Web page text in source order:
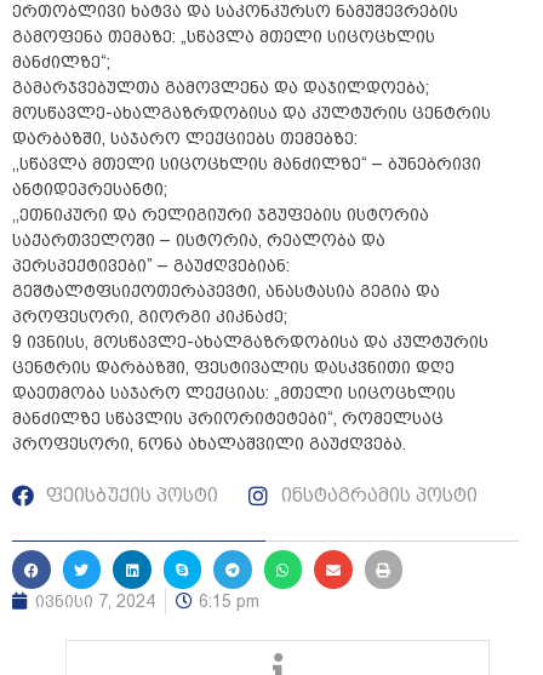
ერთობლივი ხატვა და საკონკურსო ნამუშევრების
გამოფენა თემაზე: „სწავლა მთელი სიცოცხლის
მანძილზე“;
გამარჯვებულთა გამოვლენა და დაჯილდოება;
მოსწავლე-ახალგაზრდობისა და კულტურის ცენტრის
დარბაზში, საჯარო ლექციებს თემებზე:
,,სწავლა მთელი სიცოცხლის მანძილზე“ – ბუნებრივი
ანტიდეპრესანტი;
,,ეთნიკური და რელიგიური ჯგუფების ისტორია
საქართველოში – ისტორია, რეალობა და
პერსპექტივები” – გაუძღვებიან:
გეშტალტფსიქოთერაპევტი, ანასტასია გეგია და
პროფესორი, გიორგი კიკნაძე;
9 ივნისს, მოსწავლე-ახალგაზრდობისა და კულტურის
ცენტრის დარბაზში, ფესტივალის დასკვნითი დღე
დაეთმობა საჯარო ლექციას: „მთელი სიცოცხლის
მანძილზე სწავლის პრიორიტეტები“, რომელსაც
პროფესორი, ნონა ახალაშვილი გაუძღვება.
ფეისბუქის პოსტი ინსტაგრამის პოსტი
ივნისი 7, 2024 6:15 pm